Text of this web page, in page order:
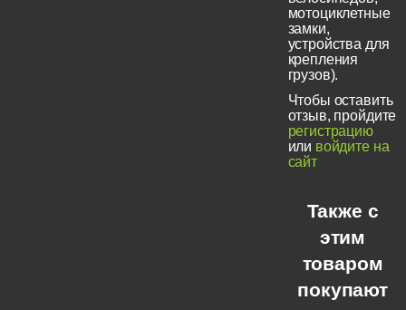
мотоциклетные
замки,
устройства для
крепления
грузов).
Чтобы оставить
отзыв, пройдите
регистрацию
или войдите на
сайт
Также с
этим
товаром
покупают